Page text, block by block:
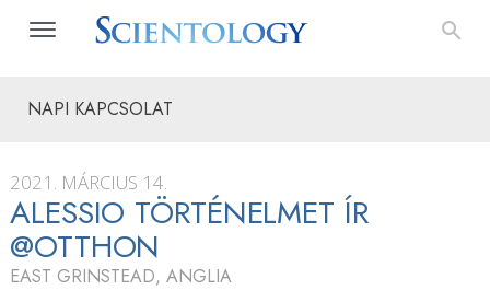
NAPI KAPCSOLAT
2021. MÁRCIUS 14.
ALESSIO TÖRTÉNELMET ÍR
@OTTHON
EAST GRINSTEAD, ANGLIA